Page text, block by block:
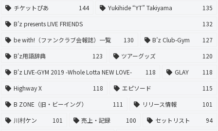
チケットぴあ
144 Yukihide “YT” Takiyama
135
B’z presents LIVE FRIENDS
132
be with!（ファンクラブ会報誌）一覧
130 B’z Club-Gym
127
B'z用語辞典
123 ツアーグッズ
120
B'z LIVE-GYM 2019 -Whole Lotta NEW LOVE-
118 GLAY
118
Highway X
118 エピソード
115
B ZONE（旧・ビーイング）
111 リリース情報
101
川村ケン
101 売上・記録 100 セットリスト
94